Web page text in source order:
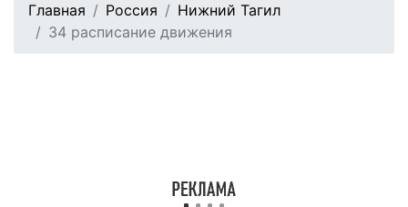
Главная Россия
Нижний Тагил
34 расписание движения